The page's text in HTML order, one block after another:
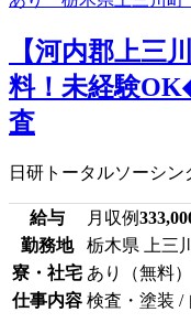
【河内郡上三
料！未経験
査
日研トータルソーシン
給与 月収例
勤務地
栃木県 上三
寮・社宅 あり（無料）
仕事内容 検査・塗装 /